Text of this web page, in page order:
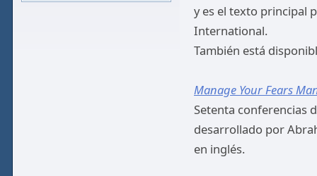
y es el texto principal
International.
También está
Manage Your Fears
Setenta conferencias
desarrollado por
en inglés.